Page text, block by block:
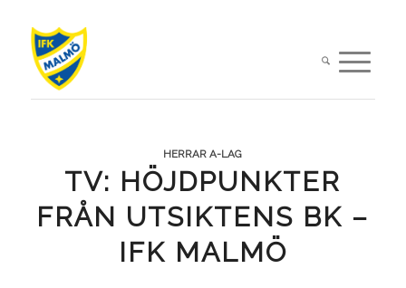
HERRAR A-LAG
TV: HÖJDPUNKTER
FRÅN UTSIKTENS BK –
IFK MALMÖ